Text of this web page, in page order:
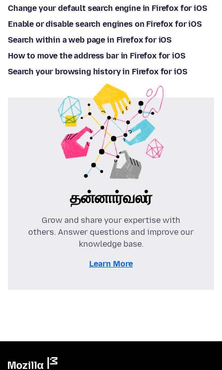
Change your default search engine in Firefox for iOS
Enable or disable search engines on Firefox for iOS
Search within a web page in Firefox for iOS
How to move the address bar in Firefox for iOS
Search your browsing history in Firefox for iOS
தன்னார்வலர்
Grow and share your expertise with
others. Answer questions and improve our
knowledge base.
Learn More